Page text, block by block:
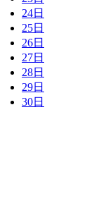
24日
25日
26日
27日
28日
29日
30日